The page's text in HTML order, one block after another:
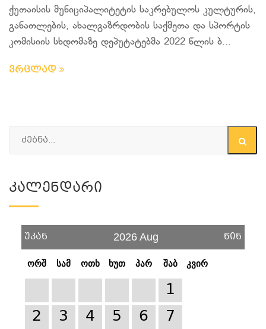
ქუთაისის მუნიციპალიტეტის საკრებულოს კულტურის,
განათლების, ახალგაზრდობის საქმეთა და სპორტის
კომისიის სხდომაზე დეპუტატებმა 2022 წლის ბ...
ვრცლად
Კალენდარი
უკან 2026 Aug წინ
ორშ სამ ოთხ ხუთ პარ შაბ კვირ
1
2
3 4 5 6
7